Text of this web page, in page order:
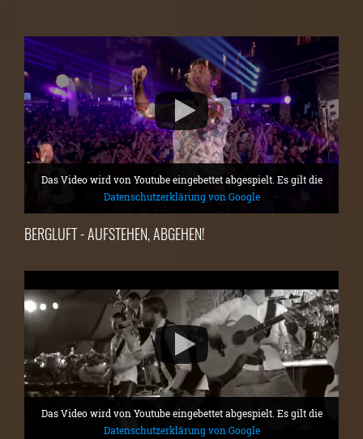
Das Video wird von Youtube eingebettet abgespielt. Es gilt die
Datenschutzerklärung von Google
BERGLUFT - AUFSTEHEN, ABGEHEN!
Das Video wird von Youtube eingebettet abgespielt. Es gilt die
Datenschutzerklärung von Google